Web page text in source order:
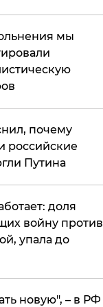
мы
почему
российские
Путина
доля
войну против
упала до
новую", – в РФ